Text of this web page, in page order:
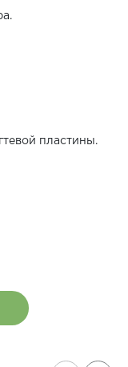
пластины.